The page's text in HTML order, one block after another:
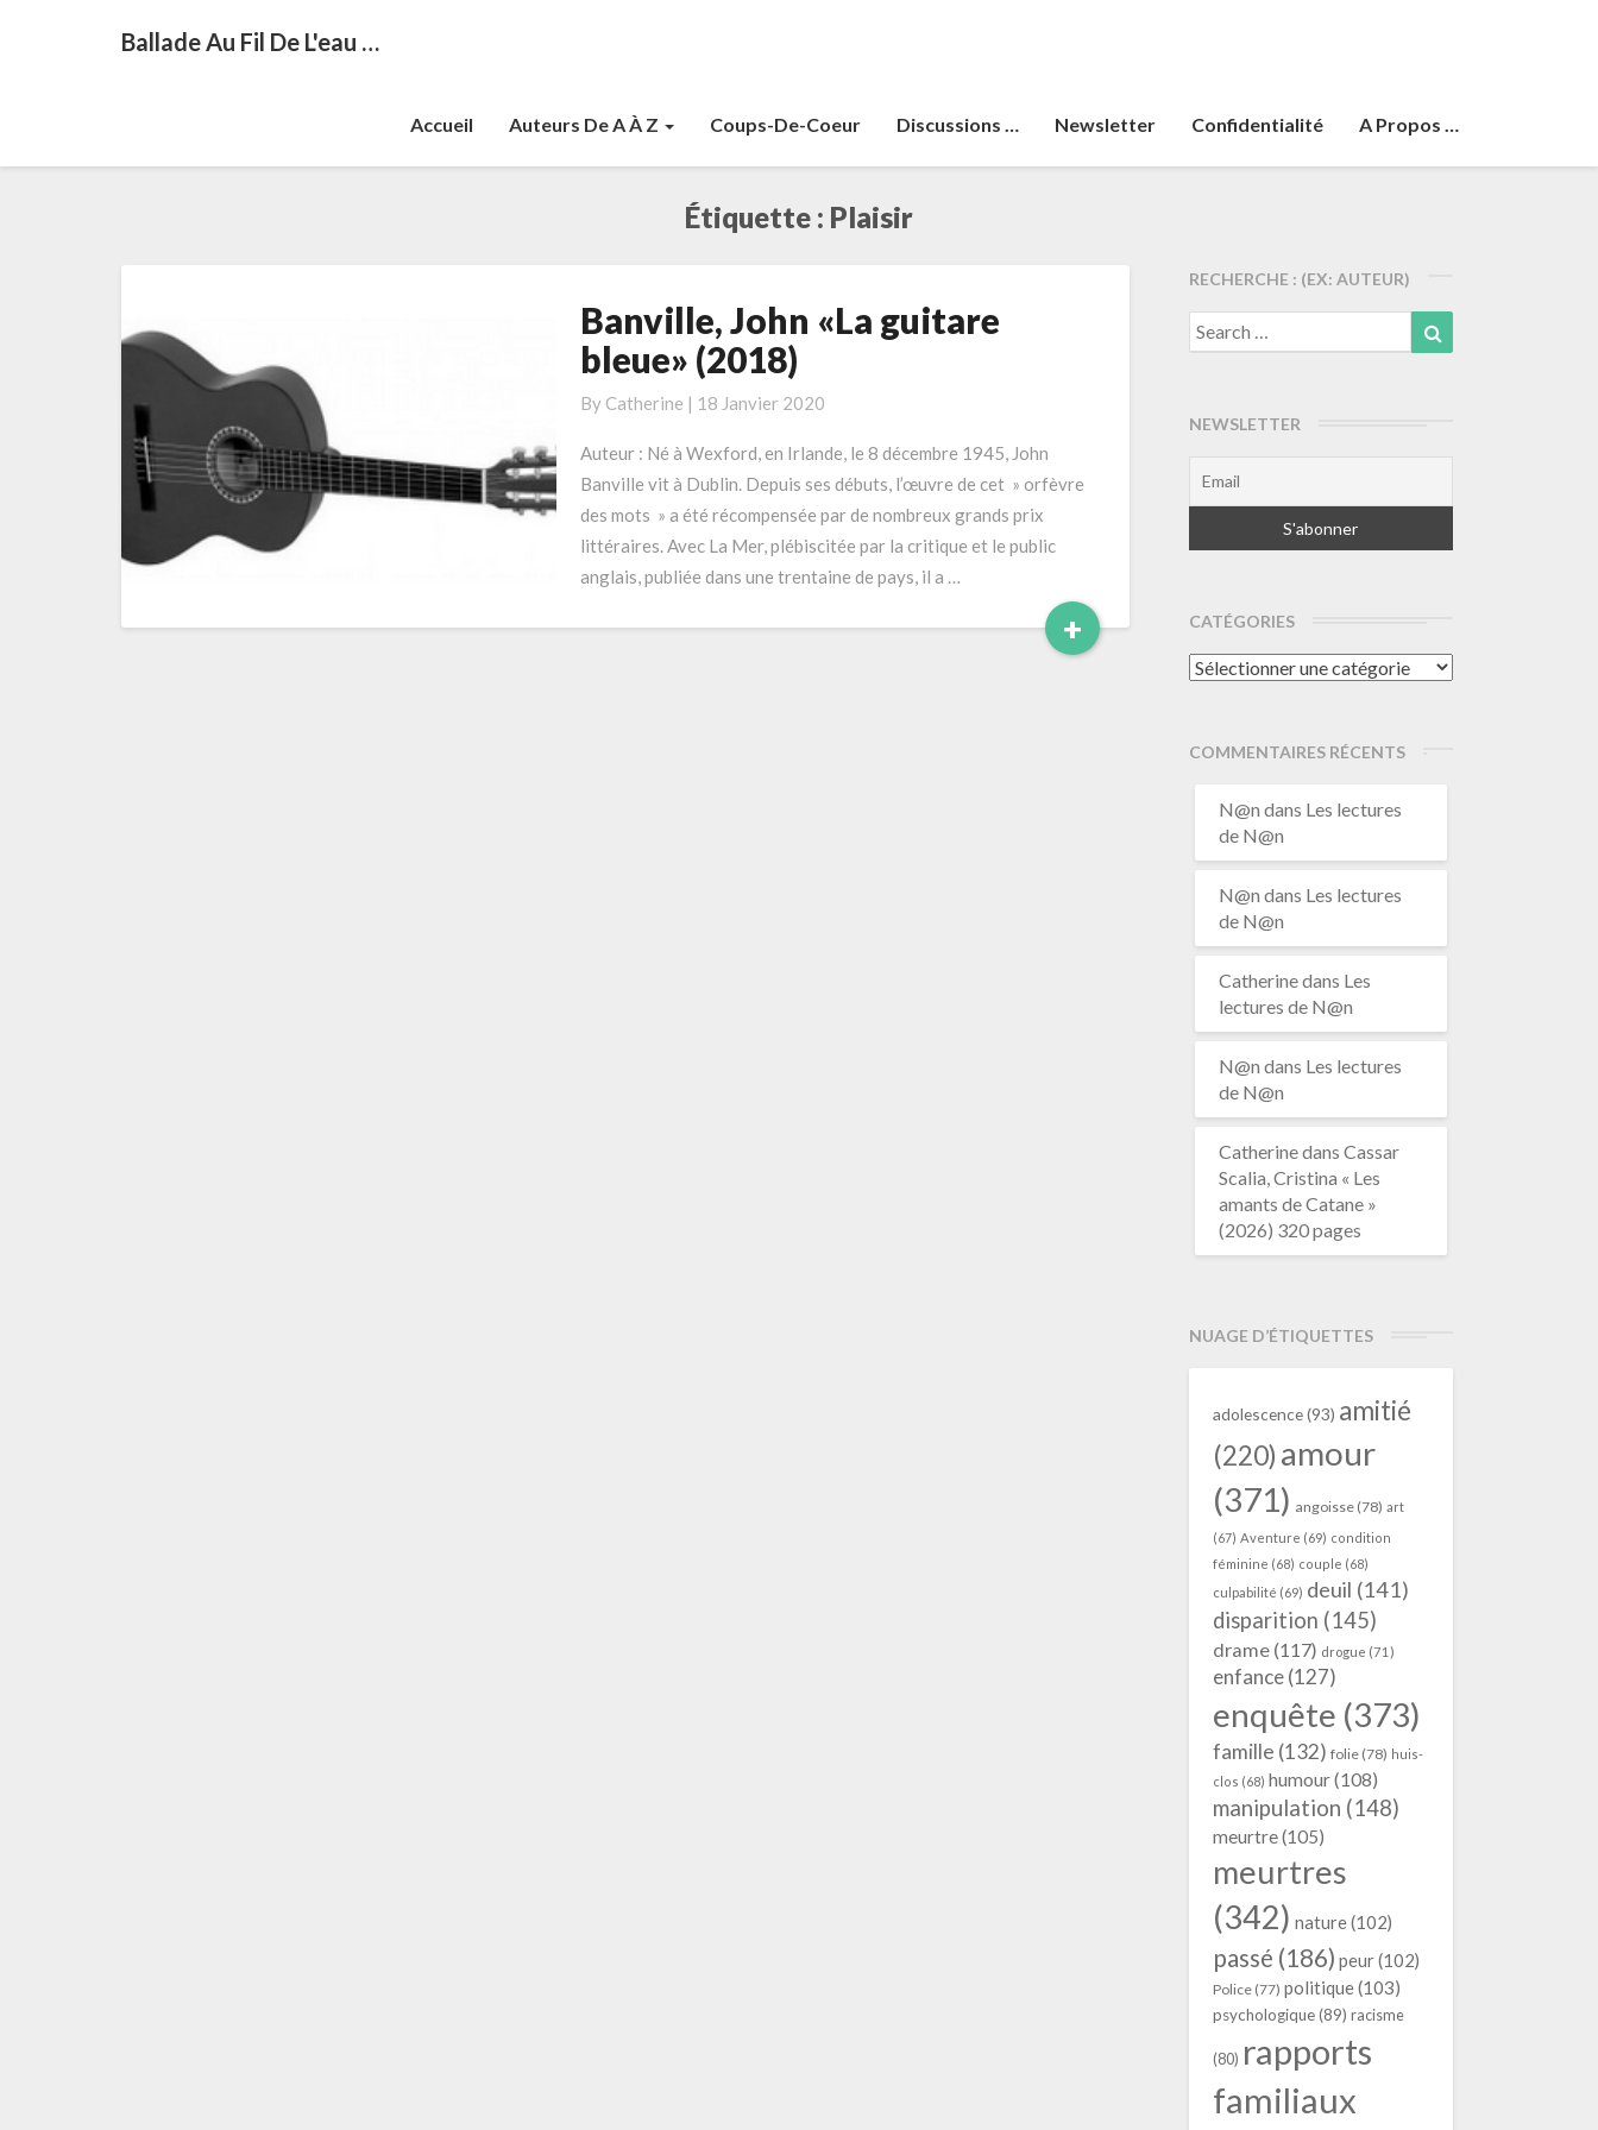
Ballade Au Fil De L'eau …
Accueil Auteurs De A À Z Coups-De-Coeur Discussions … Newsletter Confidentialité A Propos …
Étiquette : Plaisir
Banville,
John
«La
guitare
(2018)
Banville, John «La guitare
bleue» (2018)
By Catherine | 18 Janvier 2020
Auteur : Né à Wexford, en Irlande, le 8 décembre 1945, John
Banville vit à Dublin. Depuis ses débuts, l’œuvre de cet » orfèvre
des mots » a été récompensée par de nombreux grands prix
littéraires. Avec La Mer, plébiscitée par la critique et le public
anglais, publiée dans une trentaine de pays, il a …
+Read
More
RECHERCHE : (EX: AUTEUR)
Search
for:
NEWSLETTER
CATÉGORIES
Catégories
COMMENTAIRES RÉCENTS
N@n dans Les lectures
de N@n
N@n dans Les lectures
de N@n
Catherinedans Les
lectures de N@n
N@n dans Les lectures
de N@n
Catherinedans Cassar
Scalia, Cristina « Les
amants de Catane »
(2026) 320 pages
NUAGE D’ÉTIQUETTES
adolescence(93) amitié
(220) amour
(371) angoisse(78) art
(67) Aventure (69) condition
féminine (68) couple (68)
culpabilité (69) deuil (141)
disparition (145)
drame(117) drogue (71)
enfance(127)
enquête (373)
famille (132) folie(78) huis-
clos (68) humour(108)
manipulation (148)
meurtre(105)
meurtres
(342) nature(102)
passé (186) peur(102)
Police(77) politique(103)
psychologique(89) racisme
(80) rapports
familiaux